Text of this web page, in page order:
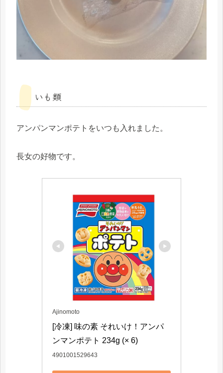
いも類
アンパンマンポテトをいつも入れました。
長女の好物です。
Ajinomoto
[冷凍] 味の素 それいけ！アンパ
ンマンポテト 234g (× 6)
4901001529643